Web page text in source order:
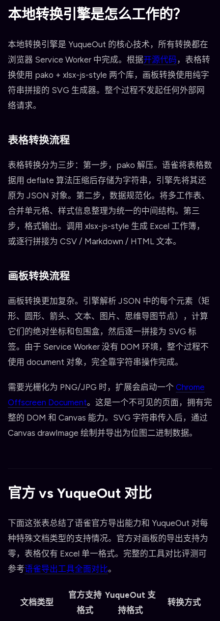
本地转换引擎是怎么工作的？
本地转换引擎是 YuqueOut 的核心技术，所有转换都在
浏览器 Service Worker 中完成。根据开源代码 ，表格转
换使用 pako + xlsx-js-style 两个库，画板转换使用纯字
符串拼接的 SVG 生成器。整个过程不发起任何外部网
络请求。
表格转换流程
表格转换分为三步：第一步，pako 解压。语雀将表格数
据用 deflate 算法压缩后存储为字符串，引擎先将其还
原为 JSON 对象。第二步，数据规范化。将多工作表、
合并单元格、样式信息整理为统一的中间结构。第三
步，格式输出。调用 xlsx-js-style 生成 Excel 工作簿，
或逐行拼接为 CSV / Markdown / HTML 文本。
画板转换流程
画板转换更加复杂。引擎解析 JSON 中的每个元素（矩
形、圆形、箭头、文本、图片、思维导图节点），计算
它们的绝对坐标和包围盒，然后逐一拼接为 SVG 标
签。由于 Service Worker 没有 DOM 环境，整个过程不
使用 document 对象，完全靠字符串操作完成。
需要光栅化为 PNG/JPG 时，扩展会启动一个 Chrome
Offscreen Document。这是一个不可见的页面，拥有完
整的 DOM 和 Canvas 能力。SVG 字符串传入后，通过
Canvas drawImage 绘制并导出为位图二进制数据。
官方 vs YuqueOut 对比
下面这张表总结了语雀官方导出能力和 YuqueOut 对每
种特殊文档类型的支持情况。官方对画板的导出支持为
零，表格仅有 Excel 单一格式。完整的工具对比评测可
参考语雀导出工具全面对比。
文档类型
官方支持
格式
YuqueOut 支
持格式
转换方式